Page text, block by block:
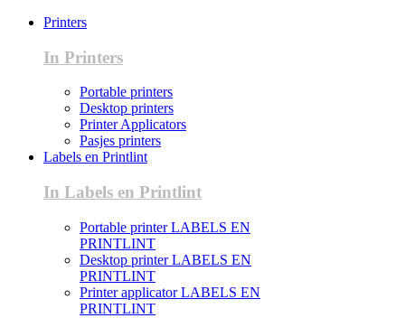
Printers
In Printers
Portable printers
Desktop printers
Printer Applicators
Pasjes printers
Labels en Printlint
In Labels en Printlint
Portable printer LABELS EN
PRINTLINT
Desktop printer LABELS EN
PRINTLINT
Printer applicator LABELS EN
PRINTLINT